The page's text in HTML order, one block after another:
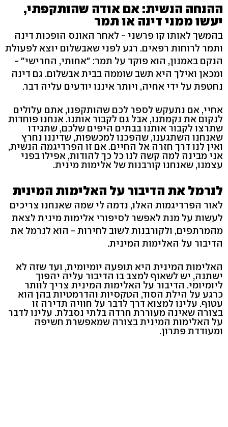
ההנחה הנשית: אם אודה שהותקפתי,
יעשו ממני דינה או תמר
בהמשך לאותו קו פרשני - לאחר האונס הופכות דינה
ותמר לרוחות רפאים. רגע לפני שאבשלום יוצא לפעולת
הנקם באמנון, הוא פוקד על תמר: "אחותי, החרישי" -
ומכאן ואילך היא תשב שוממה בבית אבשלום. גם דינה
נחטפת על ידי אחיה, ויותר איננו יודעים עליה דבר.
אחיי, אם נתעקש לספר לכם שהותקפנו, אתם עלולים
לנקום את נקמתנו, אבל גם לקבור אותנו. אנחנו פוחדות
שתרצו לקבור אותנו בבתים היפים שלכם, שתגידו
שאנחנו השתגענו, שהפכנו למכשפות, שדיננו נחרץ
ואין לנו דרך חזרה אל החיים. אם זו הפרדיגמה הנשית,
אני מבינה למה קשה לנו כל כך להודות, אפילו בפני
עצמנו, שאנחנו קורבנות של אלימות מינית.
לנרמל את הדיבור על האלימות המינית
לאור הפרדיגמות האלו, נדמה לי שמה שאנחנו צריכים
לעשות על מנת לאפשר לסיפורי אלימות מינית לצאת
מהמרתפים, ולקורבנות לשוב לחירות - הוא לנרמל את
הדיבור על האלימות המינית.
האלימות המינית היא תופעה יומיומית, ועד שזה לא
ישתנה, יש לשאוף למצב בו הדיבור עליה יהפוך
ליומיומי. הדיבור על האלימות המינית צריך לוותר
כרגע על הילת הסוד, הטקסיות והדרמטיות בהן הוא
עטוף. עלינו למצוא דרך לדבר על חוויה תדירה זו
בצורה שאינה מעוררת חרדה בלתי נסבלת. עלינו לדבר
על האלימות המינית בצורה שמאפשרת חשיפה
ומעודדת פתרון.